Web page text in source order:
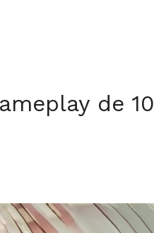
de 10